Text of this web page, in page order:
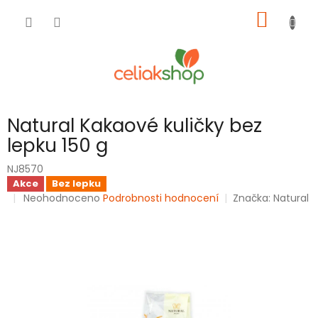
KOŠÍK
Natural Kakaové kuličky bez
lepku 150 g
NJ8570
Akce Bez lepku
Průměrné
Neohodnoceno Podrobnosti hodnocení Značka: Natural